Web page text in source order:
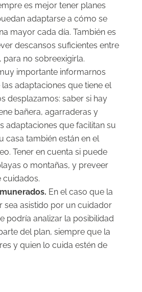
es mejor tener planes
adaptarse a cómo se
mayor cada día. También es
descansos suficientes entre
para no sobreexigirla.
importante informarnos
adaptaciones que tiene el
desplazamos: saber si hay
bañera, agarraderas y
adaptaciones que facilitan su
casa también están en el
Tener en cuenta si puede
o montañas, y preveer
cuidados.
En el caso que la
sea asistido por un cuidador
podría analizar la posibilidad
del plan, siempre que la
y quien lo cuida estén de